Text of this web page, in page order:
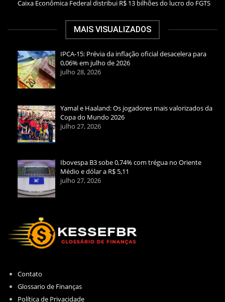
Caixa Econômica Federal distribui R$ 13 bilhões do lucro do FGTS
MAIS VISUALIZADOS
IPCA-15: Prévia da inflação oficial desacelera para
0,06% em julho de 2026
julho 28, 2026
Yamal e Haaland: Os jogadores mais valorizados da
Copa do Mundo 2026
julho 27, 2026
Ibovespa B3 sobe 0,74% com trégua no Oriente
Médio e dólar a R$ 5,11
julho 27, 2026
Contato
Glossario de Finanças
Política de Privacidade